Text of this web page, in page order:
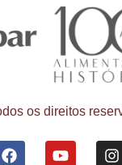
os direitos